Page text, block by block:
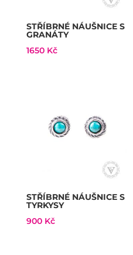
STŘÍBRNÉ NÁUŠNICE S
GRANÁTY
1650 Kč
STŘÍBRNÉ NÁUŠNICE S
TYRKYSY
900 Kč